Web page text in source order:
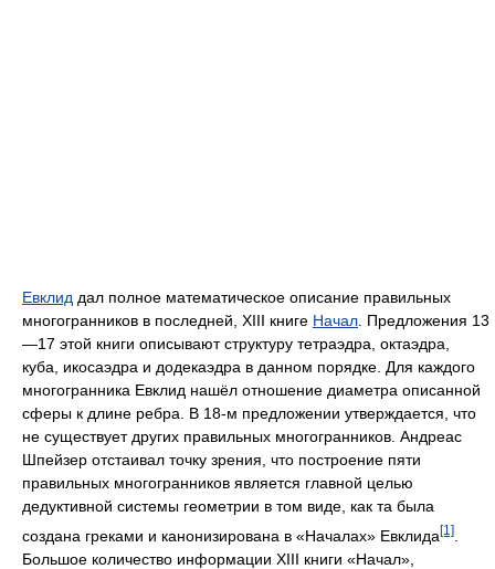
Евклид дал полное математическое описание правильных
многогранников в последней, XIII книге Начал . Предложения 13
—17 этой книги описывают структуру тетраэдра, октаэдра,
куба, икосаэдра и додекаэдра в данном порядке. Для каждого
многогранника Евклид нашёл отношение диаметра описанной
сферы к длине ребра. В 18-м предложении утверждается, что
не существует других правильных многогранников. Андреас
Шпейзер отстаивал точку зрения, что построение пяти
правильных многогранников является главной целью
дедуктивной системы геометрии в том виде, как та была
создана греками и канонизирована в «Началах» Евклида[1]
Большое количество информации XIII книги «Начал»,